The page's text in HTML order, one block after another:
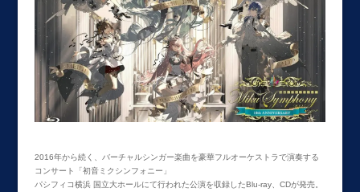
2016年から続く、バーチャルシンガー楽曲を豪華フルオーケストラで演奏する
コンサート「初音ミクシンフォニー」
パシフィコ横浜 国立大ホールにて行われた公演を収録したBlu-ray、CDが発売。